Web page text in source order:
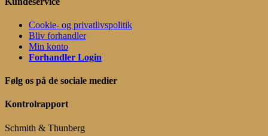
Cookie- og privatlivspolitik
Bliv forhandler
Min konto
Forhandler Login
Følg os på de sociale medier
Kontrolrapport
Schmith & Thunberg